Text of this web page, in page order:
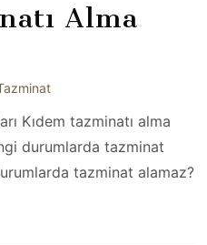
Alma
Kıdem tazminatı alma
durumlarda tazminat
tazminat alamaz?